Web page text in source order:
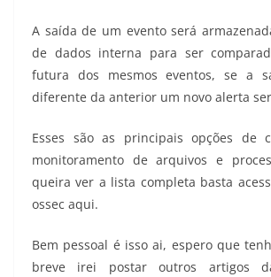
A saída de um evento será
de dados interna para ser
futura dos mesmos eventos, se a
diferente da anterior um novo alerta
Esses são as principais opções de
monitoramento de arquivos e
queira ver a lista completa basta
ossec aqui.
Bem pessoal é isso ai, espero que
breve irei postar outros artigos